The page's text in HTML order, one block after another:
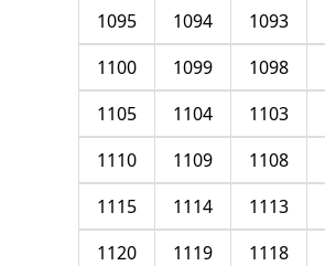
1093
1094
1095
1098
1099
1100
1103
1104
1105
1108
1109
1110
1113
1114
1115
1118
1119
1120